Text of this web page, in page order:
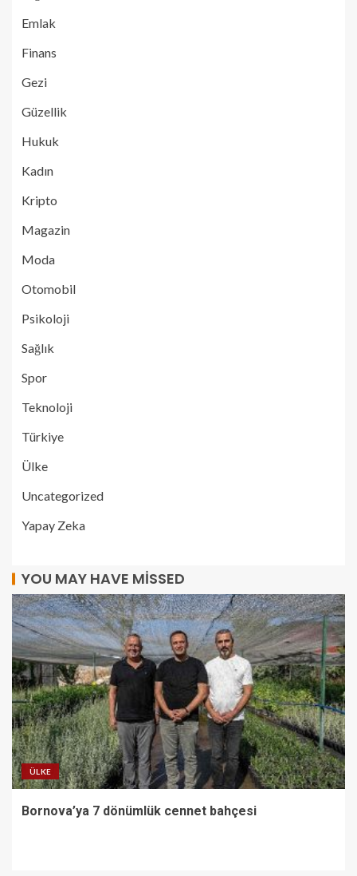
Emlak
Finans
Gezi
Güzellik
Hukuk
Kadın
Kripto
Magazin
Moda
Otomobil
Psikoloji
Sağlık
Spor
Teknoloji
Türkiye
Ülke
Uncategorized
Yapay Zeka
YOU MAY HAVE MISSED
ÜLKE
Bornova’ya 7 dönümlük cennet bahçesi